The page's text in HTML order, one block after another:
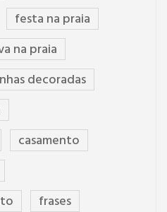
festa na praia
na praia
decoradas
casamento
frases